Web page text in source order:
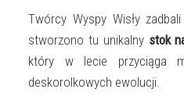
Twórcy Wyspy Wisły
stworzono tu unikalny stok
który w lecie przyciąga
deskorolkowych ewolucji.